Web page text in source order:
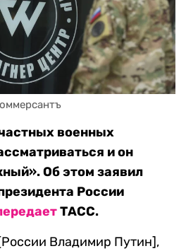
военных
и он
Об этом заявил
России
ТАСС.
Владимир Путин],